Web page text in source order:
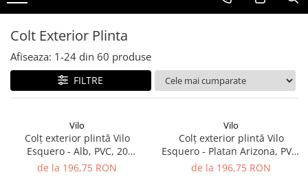
Parchet SPC
Riflaje Decorative
Riflaj exterior
Riflaje Interioare
Glafuri
Glafuri Exterioare
Plinte, Plinte PVC, Plinte MDF
Plinte PVC
Colt Exterior Plinta
Afiseaza: 1-24 din 60 produse
FILTRE
Vilo
Colț exterior plintă Vilo
Esquero - Alb, PVC, 20
buc/cutie, compatibil plintă
de la 196,75 RON
Vilo
Colț exterior plintă Vilo
Esquero - Platan Arizona, PVC,
20 buc/cutie, compatibil
de la 196,75 RON